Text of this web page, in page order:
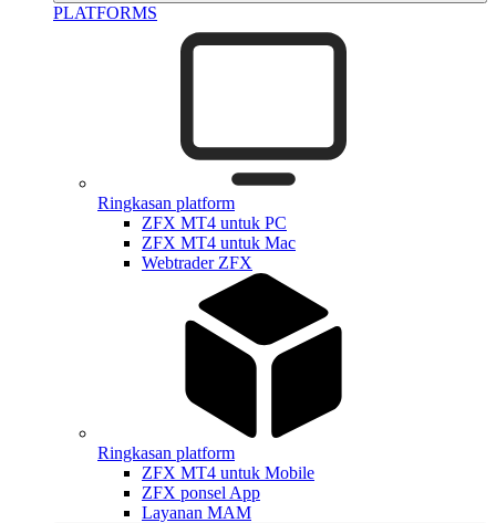
PLATFORMS
Ringkasan platform
ZFX MT4 untuk PC
ZFX MT4 untuk Mac
Webtrader ZFX
Ringkasan platform
ZFX MT4 untuk Mobile
ZFX ponsel App
Layanan MAM